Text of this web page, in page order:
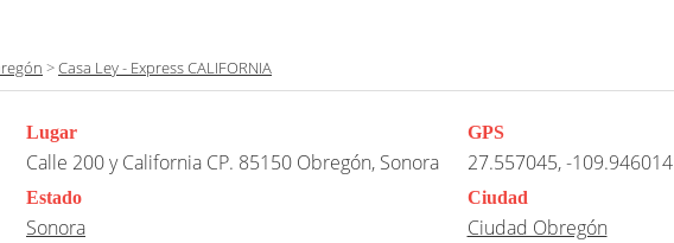
>Casa Ley - Express CALIFORNIA
Lugar
Calle 200 y California CP. 85150 Obregón, Sonora
GPS
27.557045, -109.946014
Estado
Sonora
Ciudad
Ciudad Obregón